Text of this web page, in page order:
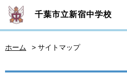
千葉市立新宿中学校
ホーム
> サイトマップ